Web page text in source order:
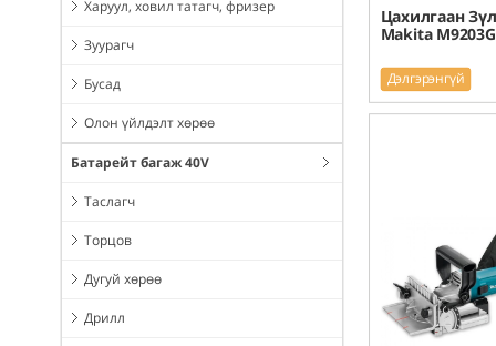
Харуул, ховил татагч, фризер
Зуурагч
Бусад
Олон үйлдэлт хөрөө
Батарейт багаж 40V
Таслагч
Торцов
Дугуй хөрөө
Дрилл
Цахилгаан
Makita M9203G
Дэлгэрэнгүй